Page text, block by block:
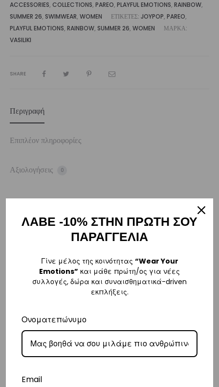
ACCESSORIES, COLLECTIONS, PAREO, PLAYFUL EMOTIONS, RAINBOW,
SUMMER 26, SWIMWEAR, WOMEN ΕΤΙΚΈΤΕΣ: JOYPOP, PAREO,
PLAYFUL EMOTIONS, RAINBOW, SUMMER 26, WOMEN
ΜΆΡΚΑ:
VASILIKI
SHARE
Περιγραφή
Επιπλέον πληροφορίες
Αξιολογήσεις 0
ΑΠΟΣΤΟΛΗ
Η παραγγελία σας θα αποσταλεί την πρώτη εργάσιμη ημέρα μετά την
sales@vasilikiworld.com
Δωρεάν παράδοσηεντός Ελλάδας για παραγγελίεςάνω των 80€
– Για παραγγελίες κάτω των €80, υπάρχει σταθερή χρέωση εξόδων
αποστολής στα€3.
ΛΑΒΕ -10% ΣΤΗΝ ΠΡΩΤΗ ΣΟΥ
ΠΑΡΑΓΓΕΛΙΑ
Γίνε μέλος της κοινότητας “Wear Your
Emotions” και μάθε πρώτη/ος για νέες
συλλογές, δώρα και συναισθηματικά-driven
εκπλήξεις.
Ονοματεπώνυμο
Email